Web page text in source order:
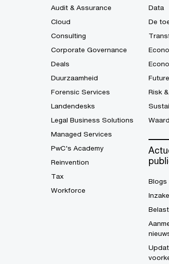
Audit & Assurance
Cloud
Consulting
Corporate Governance
Deals
Duurzaamheid
Forensic Services
Landendesks
Legal Business Solutions
Managed Services
PwC's Academy
Reinvention
Tax
Workforce
Data
De
Risk
Blogs
Inzake